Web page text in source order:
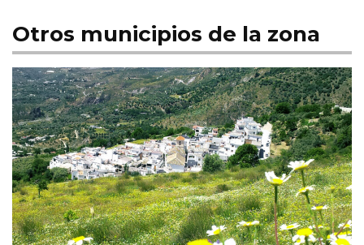
Otros municipios de la zona